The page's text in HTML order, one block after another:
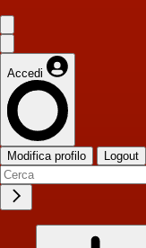
Accedi
Modifica profilo Logout